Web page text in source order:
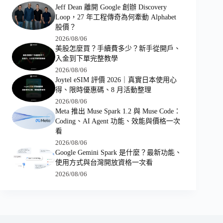
Jeff Dean 離開 Google 創辦 Discovery
Loop，27 年工程傳奇為何牽動 Alphabet
股價？
2026/08/06
美股怎麼買？手續費多少？新手從開戶、
入金到下單完整教學
2026/08/06
Joytel eSIM 評價 2026｜真實日本使用心
得、限時優惠碼、8 月活動整理
2026/08/06
Meta 推出 Muse Spark 1.2 與 Muse Code：
Coding、AI Agent 功能、效能與價格一次
看
2026/08/06
Google Gemini Spark 是什麼？最新功能、
使用方式與台灣開放資格一次看
2026/08/06